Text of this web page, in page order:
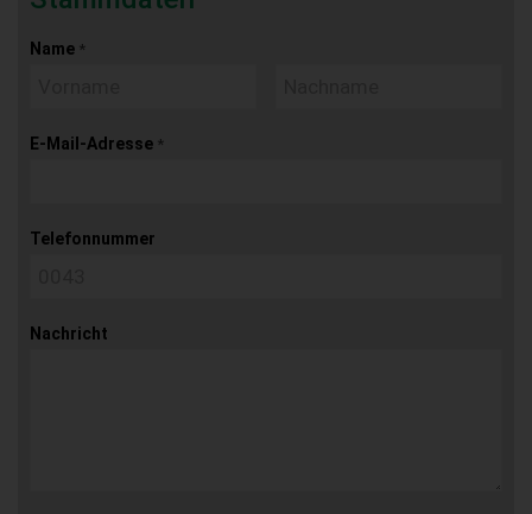
Name *
E-Mail-Adresse *
Telefonnummer
Nachricht